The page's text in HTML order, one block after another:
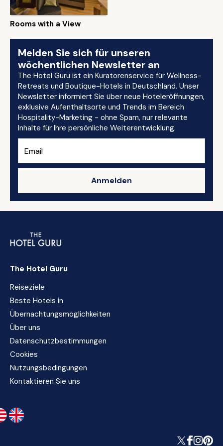
Rooms with a View
Melden Sie sich für unseren
wöchentlichen Newsletter an
The Hotel Guru ist ein Kuratorenservice für Wellness-
Retreats und Boutique-Hotels in Deutschland. Unser
Newsletter informiert Sie über neue Hoteleröffnungen,
exklusive Aufenthaltsorte und Trends im Bereich
Hospitality-Marketing - ohne Spam, nur relevante
Inhalte für Ihre persönliche Weiterentwicklung.
Anmelden
The Hotel Guru
Reiseziele
Beste Hotels in
Übernachtungsmöglichkeiten
Über uns
Datenschutzbestimmungen
Cookies
Nutzungsbedingungen
Kontaktieren Sie uns